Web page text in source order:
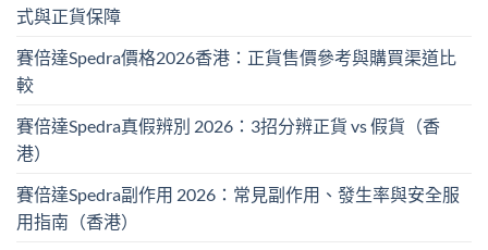
式與正貨保障
賽倍達Spedra價格2026香港：正貨售價參考與購買渠道比
較
賽倍達Spedra真假辨別 2026：3招分辨正貨 vs 假貨（香
港）
賽倍達Spedra副作用 2026：常見副作用、發生率與安全服
用指南（香港）